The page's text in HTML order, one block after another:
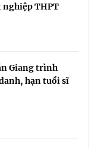
nghiệp THPT
Giang trình
hạn tuổi sĩ